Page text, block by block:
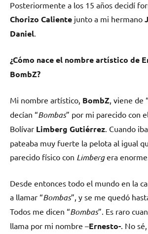
Posteriormente a los 15 años decidí
Chorizo Caliente junto a mi hermano
Daniel
¿Cómo nace el nombre artístico de
BombZ?
Mi nombre artístico, BombZ , viene de “
decían “Bombas” por mi parecido con
Bolívar Limberg Gutiérrez . Cuando
pateaba muy fuerte la pelota al igual
parecido físico con Limbergera enorme.
Desde entonces todo el mundo en la
a llamar “Bombas”, y se me quedó
Todos me dicen “Bombas”. Es raro
llama por mi nombre –Ernesto- . No